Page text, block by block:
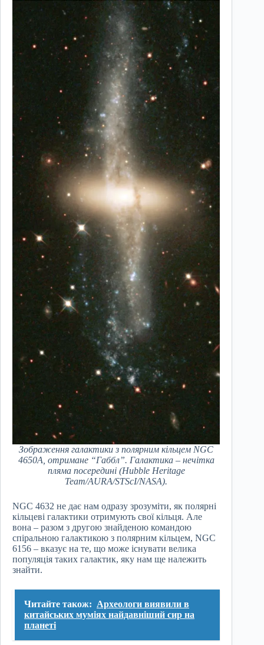
Зображення галактики з полярним кільцем NGC
4650A, отримане “Габбл”. Галактика – нечітка
пляма посередині (Hubble Heritage
Team/AURA/STScI/NASA).
NGC 4632 не дає нам одразу зрозуміти, як полярні
кільцеві галактики отримують свої кільця. Але
вона – разом з другою знайденою командою
спіральною галактикою з полярним кільцем, NGC
6156 – вказує на те, що може існувати велика
популяція таких галактик, яку нам ще належить
знайти.
Читайте також: Археологи виявили в
китайських муміях найдавніший сир на
планеті